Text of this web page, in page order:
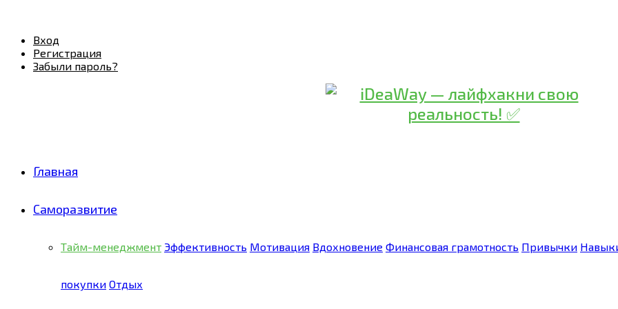
Вход
Регистрация
Забыли пароль?
Главная
Саморазвитие
Тайм-менеджмент Эффективность Мотивация Вдохновение Финансовая грамотность Привычки
покупки Отдых